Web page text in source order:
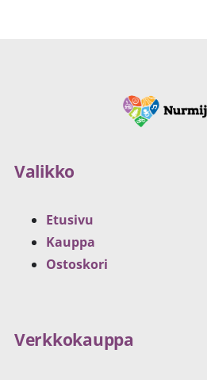
Valikko
Etusivu
Kauppa
Ostoskori
Verkkokauppa